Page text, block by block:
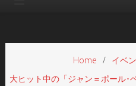
Home
イベ
大ヒット中の「ジャン＝ポール･